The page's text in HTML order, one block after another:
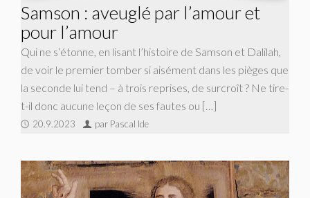
Samson : aveuglé par l’amour et
pour l’amour
Qui ne s’étonne, en lisant l’histoire de Samson et Dalilah,
de voir le premier tomber si aisément dans les pièges que
la seconde lui tend – à trois reprises, de surcroît ? Ne tire-
t-il donc aucune leçon de ses fautes ou […]
20.9.2023 par Pascal Ide